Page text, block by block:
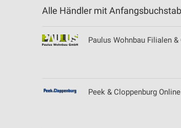
Alle Händler mit
Paulus Wohnbau Filialen
Peek & Cloppenburg